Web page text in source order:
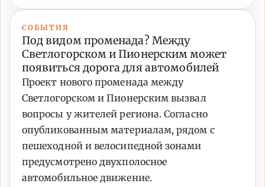
СОБЫТИЯ
Под видом променада? Между
Светлогорском и Пионерским может
появиться дорога для автомобилей
Проект нового променада между
Светлогорском и Пионерским вызвал
вопросы у жителей региона. Согласно
опубликованным материалам, рядом с
пешеходной и велосипедной зонами
предусмотрено двухполосное
автомобильное движение.